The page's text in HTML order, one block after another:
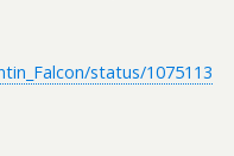
status/1075113